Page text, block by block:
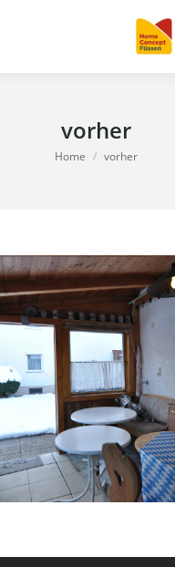
vorher
You are here:
Home vorher